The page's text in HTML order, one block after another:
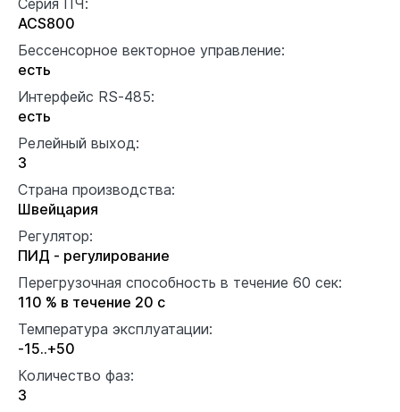
ACS800
Бессенсорное векторное управление:
есть
Интерфейс RS-485:
есть
Релейный выход:
3
Страна производства:
Швейцария
Регулятор:
ПИД - регулирование
Перегрузочная способность в течение 60 сек:
110 % в течение 20 с
Температура эксплуатации:
-15..+50
Количество фаз:
3